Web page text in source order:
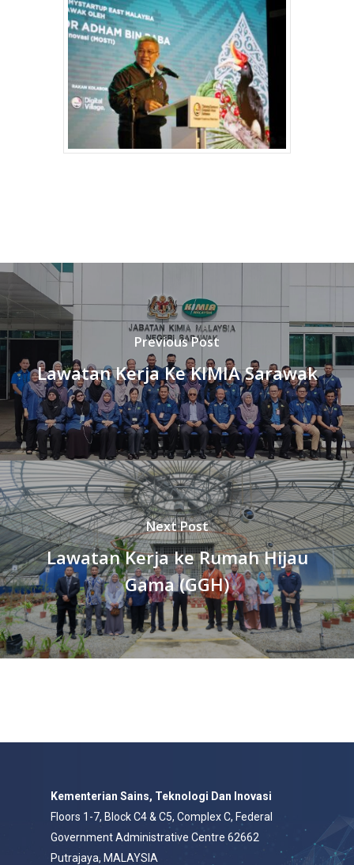
Previous Post
Lawatan Kerja Ke KIMIA Sarawak
Next Post
Lawatan Kerja ke Rumah Hijau
Gama (GGH)
Kementerian Sains, Teknologi Dan Inovasi
Floors 1-7, Block C4 & C5, Complex C, Federal
Government Administrative Centre 62662
Putrajaya, MALAYSIA